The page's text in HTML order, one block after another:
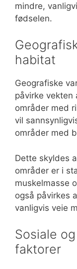
mindre,
fødselen.
habitat
Geografiske
påvirke vekten
områder med
vil
områder med
Dette skyldes
områder er i
muskelmasse
også påvirkes
vanligvis veie
Sosiale
faktorer